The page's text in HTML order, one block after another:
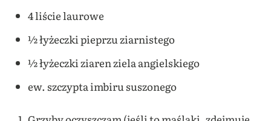
4 liście laurowe
½ łyżeczki pieprzu ziarnistego
½ łyżeczki ziaren ziela angielskiego
ew. szczypta imbiru suszonego